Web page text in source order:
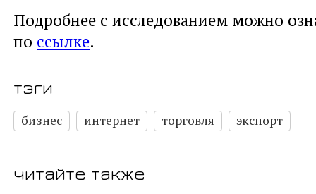
Подробнее с исследованием можно
по ссылке.
тэги
бизнес интернет торговля экспорт
читайте также